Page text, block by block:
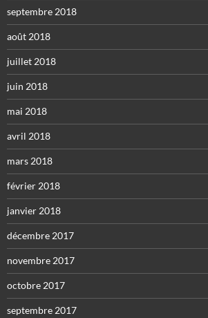
septembre 2018
août 2018
juillet 2018
juin 2018
mai 2018
avril 2018
mars 2018
février 2018
janvier 2018
décembre 2017
novembre 2017
octobre 2017
septembre 2017